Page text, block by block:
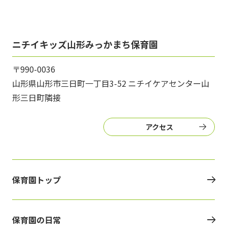
ニチイキッズ山形みっかまち保育園
〒990-0036
山形県山形市三日町一丁目3-52 ニチイケアセンター山
形三日町隣接
アクセス
保育園トップ
保育園の日常